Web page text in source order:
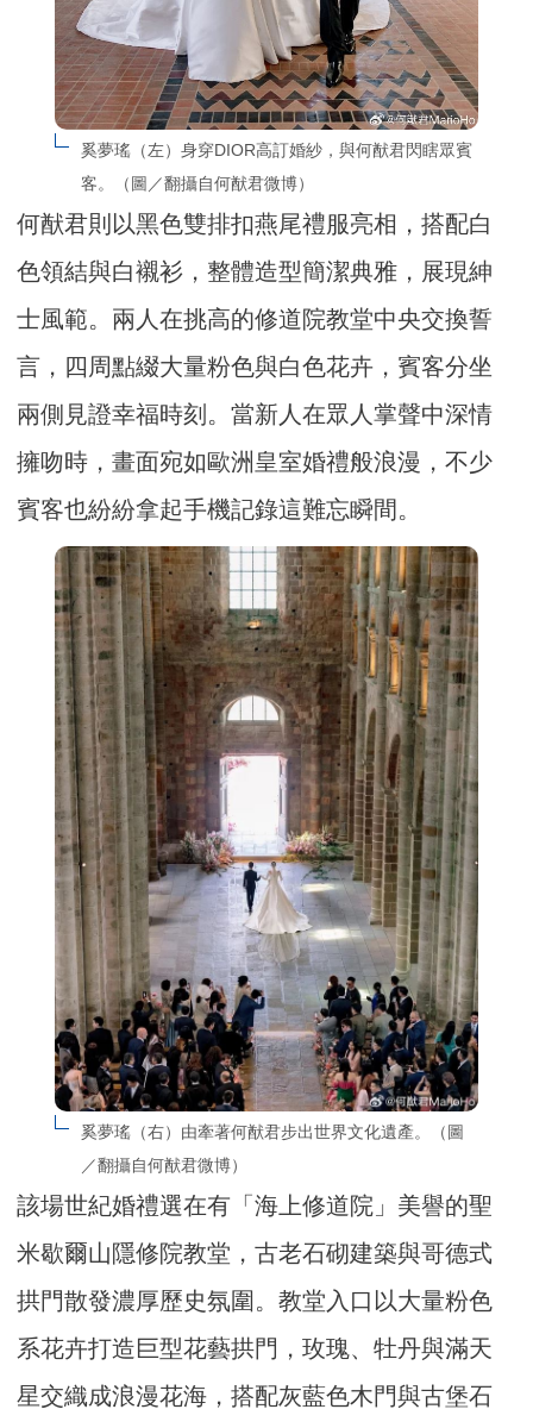
奚夢瑤（左）身穿DIOR高訂婚紗，與何猷君閃瞎眾賓
客。（圖／翻攝自何猷君微博）
何猷君則以黑色雙排扣燕尾禮服亮相，搭配白
色領結與白襯衫，整體造型簡潔典雅，展現紳
士風範。兩人在挑高的修道院教堂中央交換誓
言，四周點綴大量粉色與白色花卉，賓客分坐
兩側見證幸福時刻。當新人在眾人掌聲中深情
擁吻時，畫面宛如歐洲皇室婚禮般浪漫，不少
賓客也紛紛拿起手機記錄這難忘瞬間。
奚夢瑤（右）由牽著何猷君步出世界文化遺產。（圖
／翻攝自何猷君微博）
該場世紀婚禮選在有「海上修道院」美譽的聖
米歇爾山隱修院教堂，古老石砌建築與哥德式
拱門散發濃厚歷史氛圍。教堂入口以大量粉色
系花卉打造巨型花藝拱門，玫瑰、牡丹與滿天
星交織成浪漫花海，搭配灰藍色木門與古堡石